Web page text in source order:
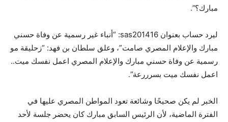
مبارك؟”.
ليرد حساب بعنوان sas201416: “أنباء غير رسمية عن وفاة حسني
مبارك والإعلام المصري صامت”، وعلق سلطان بن فهد: “زحليقة مو
رسمية عن وفاة حسني مبارك والإعلام المصري اعمل نفسك ميت..
اعمل نفسك ميت بسرررعة”.
الخبر لم يكن صحيحًا وشائعة تعود المواطن المصري عليها في
الفترة الماضية، لأن الرئيس السابق مبارك كان يحضر جلسة لأحد